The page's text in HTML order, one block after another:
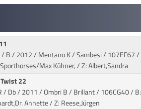
/ B / 2012 / Mentano K / Sambesi/ 107EF67 /
Max Kühner, / Z: Albert,Sandra
22
/ Db / 2011 / Ombri B / Brillant/ 106CG40 / B:
Annette / Z: Reese,Jürgen